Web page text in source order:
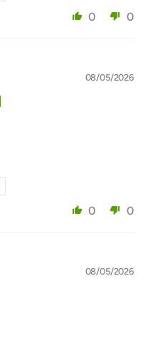
0 0
08/05/2026
0 0
08/05/2026